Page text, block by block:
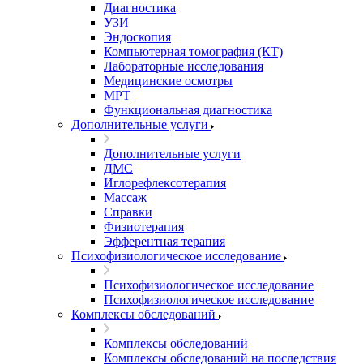
Диагностика
УЗИ
Эндоскопия
Компьютерная томография (КТ)
Лабораторные исследования
Медицинские осмотры
МРТ
Функциональная диагностика
Дополнительные услуги
Дополнительные услуги
ДМС
Иглорефлексотерапия
Массаж
Справки
Физиотерапия
Эфферентная терапия
Психофизиологическое исследование
Психофизиологическое исследование
Психофизиологическое исследование
Комплексы обследований
Комплексы обследований
Комплексы обследований на последствия